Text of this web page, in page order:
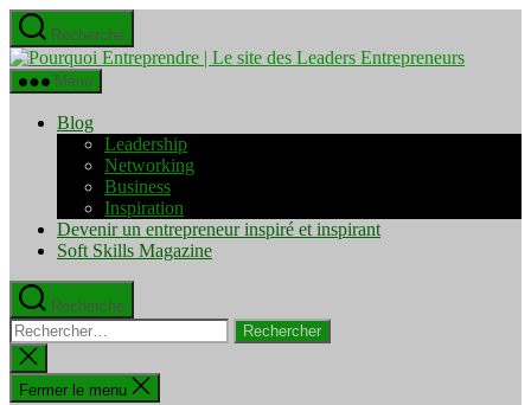
Aller
au
contenu
Recherche
Pourquoi
Menu
Blog
Leadership
Networking
Business
Inspiration
Devenir un entrepreneur inspiré et inspirant
Soft Skills Magazine
Recherche
Rechercher :
Fermer
la
recherche
Fermer le menu